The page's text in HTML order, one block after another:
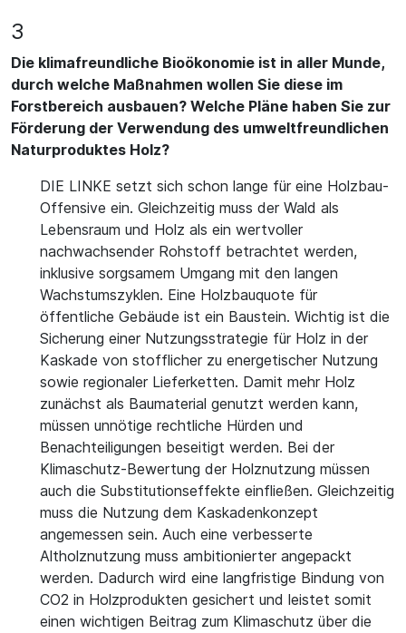
3
Die klimafreundliche Bioökonomie ist in aller Munde,
durch welche Maßnahmen wollen Sie diese im
Forstbereich ausbauen? Welche Pläne haben Sie zur
Förderung der Verwendung des umweltfreundlichen
Naturproduktes Holz?
DIE LINKE setzt sich schon lange für eine Holzbau-
Offensive ein. Gleichzeitig muss der Wald als
Lebensraum und Holz als ein wertvoller
nachwachsender Rohstoff betrachtet werden,
inklusive sorgsamem Umgang mit den langen
Wachstumszyklen. Eine Holzbauquote für
öffentliche Gebäude ist ein Baustein. Wichtig ist die
Sicherung einer Nutzungsstrategie für Holz in der
Kaskade von stofflicher zu energetischer Nutzung
sowie regionaler Lieferketten. Damit mehr Holz
zunächst als Baumaterial genutzt werden kann,
müssen unnötige rechtliche Hürden und
Benachteiligungen beseitigt werden. Bei der
Klimaschutz-Bewertung der Holznutzung müssen
auch die Substitutionseffekte einfließen. Gleichzeitig
muss die Nutzung dem Kaskadenkonzept
angemessen sein. Auch eine verbesserte
Altholznutzung muss ambitionierter angepackt
werden. Dadurch wird eine langfristige Bindung von
CO2 in Holzprodukten gesichert und leistet somit
einen wichtigen Beitrag zum Klimaschutz über die